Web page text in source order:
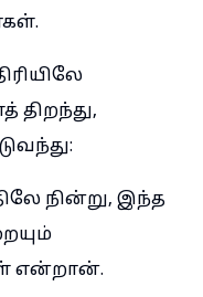
திறந்து,
நின்று, இந்த
என்றான்.